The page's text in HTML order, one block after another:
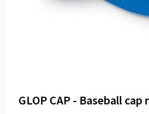
GLOP CAP - Baseball